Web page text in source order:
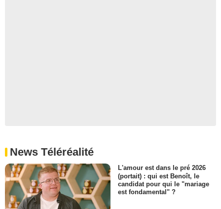
News Téléréalité
L'amour est dans le pré 2026
(portait) : qui est Benoît, le
candidat pour qui le "mariage
est fondamental" ?